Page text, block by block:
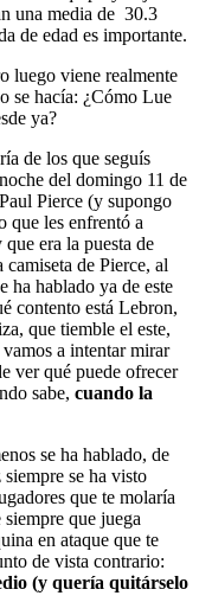
una media de 30.3
de edad es importante.
luego viene realmente
se hacía: ¿Cómo Lue
ya?
de los que seguís
del domingo 11 de
Pierce (y supongo
que les enfrentó a
era la puesta de
de Pierce, al
hablado ya de este
contento está Lebron,
que tiemble el este,
a intentar mirar
ver qué puede ofrecer
sabe, cuando la
se ha hablado, de
se ha visto
que te molaría
que juega
en ataque que te
de vista contrario:
(y quería quitárselo